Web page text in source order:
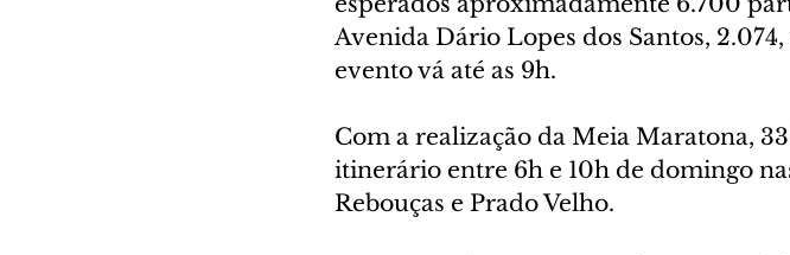
Avenida Dário Lopes dos Santos,
evento vá até as 9h.
Com a realização da Meia Maratona,
itinerário entre 6h e 10h de domingo
Rebouças e Prado Velho.